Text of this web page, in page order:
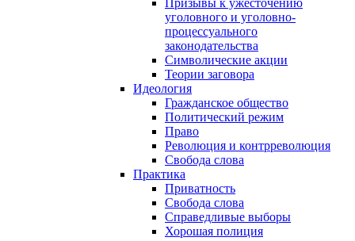
Призывы к ужесточению
уголовного и уголовно-
процессуального
законодательства
Символические акции
Теории заговора
Идеология
Гражданское общество
Политический режим
Право
Революция и контрреволюция
Свобода слова
Практика
Приватность
Свобода слова
Справедливые выборы
Хорошая полиция